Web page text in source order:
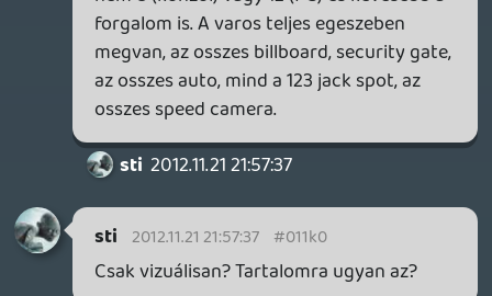
ja nekem is vegyes
nincs nagy baj, de nem is must have sajnos
olcson jo lesz 3ezerert
2012.11.18 10:06:50
Dollface 2012.11.18 10:06:50 #011jm
Leszedtem én is a demót. Elég vegyes a
amire számítottam. Tény,hogy a hatalmas
ugrások,a 30 méter magasból a betonra
eső autók látványa minden,csak nem NFS.
Kicsit a N64-es San Francisco Rush-ra